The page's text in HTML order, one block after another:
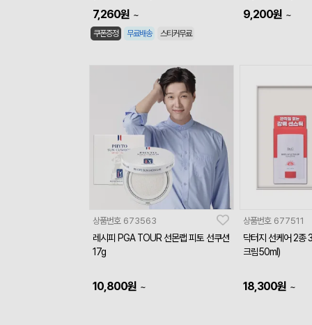
7,260원 ~
쿠폰증정 무료배송 스티커무료
9,200원 ~
상품번호 673563
레시피 PGA TOUR 선몬랩 피토 선쿠션
17g
10,800원 ~
상품번호 677511
닥터지 선케어 2종
크림50ml)
18,300원 ~